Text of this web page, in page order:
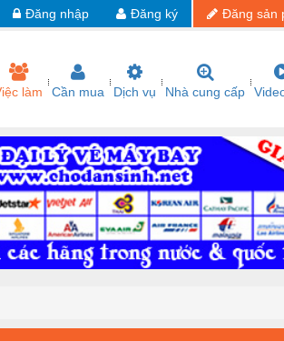
Đăng sản
Đăng ký
Đăng nhập
làm Cần mua Dịch vụ Nhà cung cấp